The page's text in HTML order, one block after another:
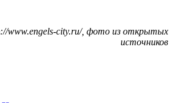
www.engels-city.ru/, фото из открытых
источников